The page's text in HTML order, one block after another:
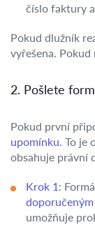
číslo faktury
Pokud dlužník
vyřešena. Pokud
2. Pošlete
Pokud první
upomínku . To
obsahuje právní
Krok 1 :
umožňuje